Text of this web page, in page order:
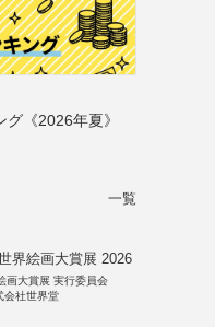
《2026年夏》
一覧
界絵画大賞展 2026
画大賞展 実行委員会
会社世界堂